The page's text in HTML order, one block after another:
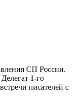
СП России.
1-го
писателей с